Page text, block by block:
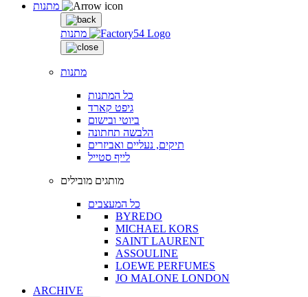
מתנות
מתנות
כל המתנות
גיפט קארד
ביוטי ובישום
הלבשה תחתונה
תיקים, נעליים ואביזרים
לייף סטייל
מותגים מובילים
כל המעצבים
BYREDO
MICHAEL KORS
SAINT LAURENT
ASSOULINE
LOEWE PERFUMES
JO MALONE LONDON
ARCHIVE